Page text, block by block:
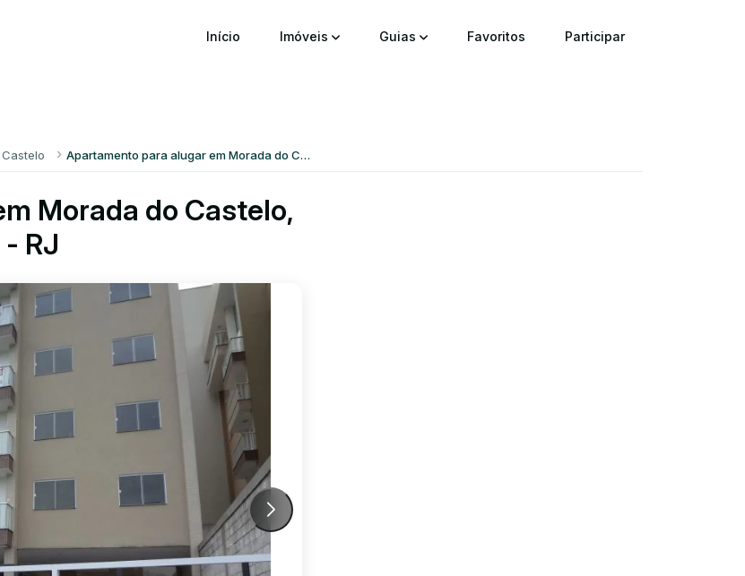
Início Imóveis Guias Favoritos Participar
Apartamento para alugar em Morada do Castelo
Morada do Castelo,
RJ